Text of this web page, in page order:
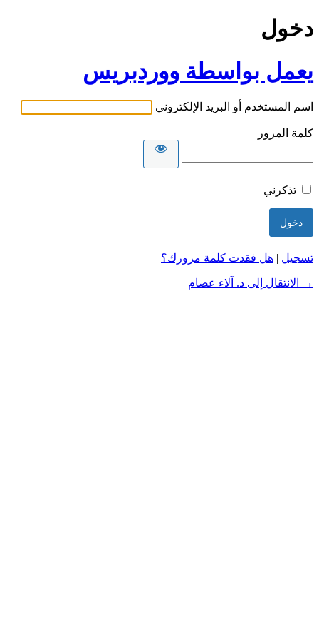
دخول
يعمل بواسطة ووردبريس
اسم المستخدم أو البريد الإلكتروني
كلمة المرور
تذكرني
تسجيل | هل فقدت كلمة مرورك؟
→ الانتقال إلى د. آلاء عصام